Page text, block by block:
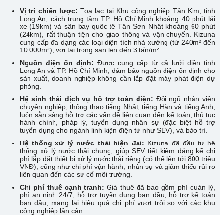
Vị trí chiến lược: Tọa lạc tại Khu công nghiệp Tân Kim, tỉnh
Long An, cách trung tâm TP. Hồ Chí Minh khoảng 40 phút lái
xe (19km) và sân bay quốc tế Tân Sơn Nhất khoảng 60 phút
(24km), rất thuận tiện cho giao thông và vận chuyển. Kizuna
cung cấp đa dạng các loại diện tích nhà xưởng (từ 240m² đến
10.000m²), với tải trọng sàn lên đến 3 tấn/m².
Nguồn điện ổn định: Được cung cấp từ cả lưới điện tỉnh
Long An và TP. Hồ Chí Minh, đảm bảo nguồn điện ổn định cho
sản xuất, doanh nghiệp không cần lắp đặt máy phát điện dự
phòng.
Hệ sinh thái dịch vụ hỗ trợ toàn diện: Đội ngũ nhân viên
chuyên nghiệp, thông thạo tiếng Nhật, tiếng Hàn và tiếng Anh,
luôn sẵn sàng hỗ trợ các vấn đề liên quan đến kế toán, thủ tục
hành chính, pháp lý, tuyển dụng nhân sự (đặc biệt hỗ trợ
tuyển dụng cho ngành linh kiện điện tử như SEV), và bảo trì.
Hệ thống xử lý nước thải hiện đại: Kizuna đã đầu tư hệ
thống xử lý nước thải chung, giúp SEV tiết kiệm đáng kể chi
phí lắp đặt thiết bị xử lý nước thải riêng (có thể lên tới 800 triệu
VNĐ), cũng như chi phí vận hành, nhân sự và giảm thiểu rủi ro
liên quan đến các sự cố môi trường.
Chi phí thuê cạnh tranh: Giá thuê đã bao gồm phí quản lý,
phí an ninh 24/7, hỗ trợ tuyển dụng ban đầu, hỗ trợ kế toán
ban đầu, mang lại hiệu quả chi phí vượt trội so với các khu
công nghiệp lân cận.